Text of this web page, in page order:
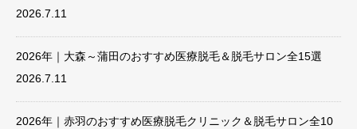
2026.7.11
2026年｜大森～蒲田のおすすめ医療脱毛＆脱毛サロン全15選
2026.7.11
2026年｜赤羽のおすすめ医療脱毛クリニック＆脱毛サロン全10